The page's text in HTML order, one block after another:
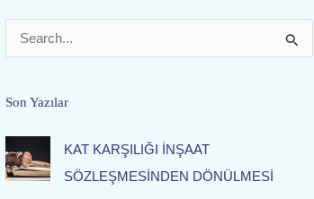
a
c
h
Son Yazılar
KAT KARŞILIĞI İNŞAAT
SÖZLEŞMESİNDEN DÖNÜLMESİ